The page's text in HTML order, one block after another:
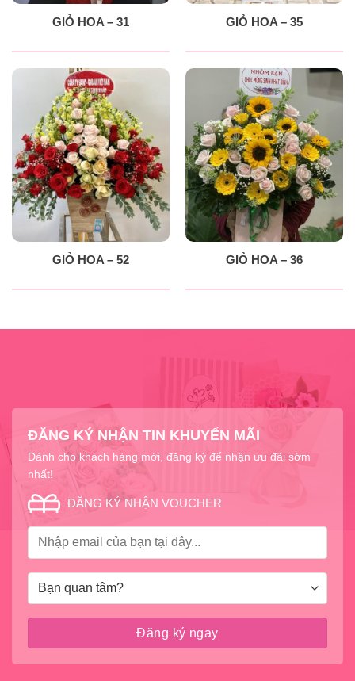
GIỎ HOA – 31 GIỎ HOA – 35
GIỎ HOA – 52 GIỎ HOA – 36
ĐĂNG KÝ NHẬN TIN KHUYẾN MÃI
Dành cho khách hàng mới, đăng ký để nhận ưu đãi sớm
nhất!
ĐĂNG KÝ NHẬN VOUCHER